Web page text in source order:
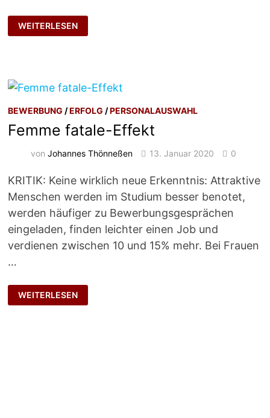
OHNE
FOTO
WEITERLESEN
BEWERBUNG /ERFOLG /PERSONALAUSWAHL
Femme fatale-Effekt
vonJohannes Thönneßen 13. Januar 2020 0
KRITIK: Keine wirklich neue Erkenntnis: Attraktive
Menschen werden im Studium besser benotet,
werden häufiger zu Bewerbungsgesprächen
eingeladen, finden leichter einen Job und
verdienen zwischen 10 und 15% mehr. Bei Frauen
…
FEMME
FATALE-
EFFEKT
WEITERLESEN